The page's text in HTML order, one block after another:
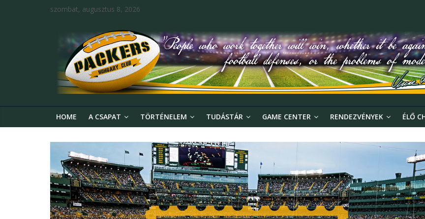
szombat, augusztus 8, 2026
HOME A CSAPAT TÖRTÉNELEM TUDÁSTÁR GAME CENTER RENDEZVÉNYEK ÉLŐ